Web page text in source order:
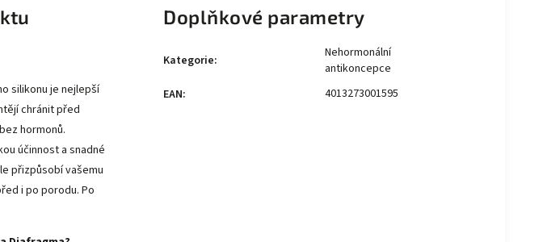
silikonu je nejlepší
chránit před
hormonů.
účinnost a snadné
přizpůsobí vašemu
i po porodu. Po
Doplňkové parametry
Kategorie:
Nehormonální
antikoncepce
EAN: 4013273001595